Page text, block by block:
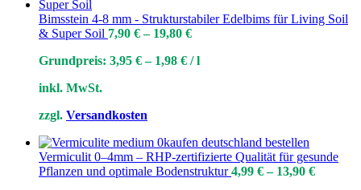
Bimsstein 4-8 mm - Strukturstabiler Edelbims für Living Soil
& Super Soil 7,90 €– 19,80 €
Grundpreis: 3,95 €– 1,98 € /l
inkl. MwSt.
zzgl. Versandkosten
Vermiculit 0–4mm – RHP-zertifizierte Qualität für gesunde
Pflanzen und optimale Bodenstruktur4,99 €– 13,90 €